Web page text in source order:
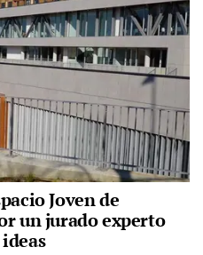
Joven de
un jurado experto